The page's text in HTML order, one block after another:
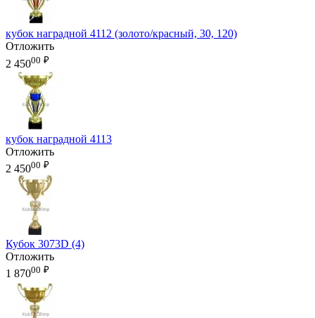
кубок наградной 4112 (золото/красный, 30, 120)
Отложить
2 45000 ₽
кубок наградной 4113
Отложить
2 45000 ₽
Кубок 3073D (4)
Отложить
1 87000 ₽